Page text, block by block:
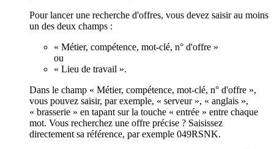
Pour lancer une recherche d'offres, vous devez saisir au moins
un des deux champs :
« Métier, compétence, mot-clé, n° d'offre »
ou
« Lieu de travail ».
Dans le champ « Métier, compétence, mot-clé, n° d'offre »,
vous pouvez saisir, par exemple, « serveur », « anglais »,
« brasserie » en tapant sur la touche « entrée » entre chaque
mot. Vous recherchez une offre précise ? Saisissez
directement sa référence, par exemple 049RSNK.